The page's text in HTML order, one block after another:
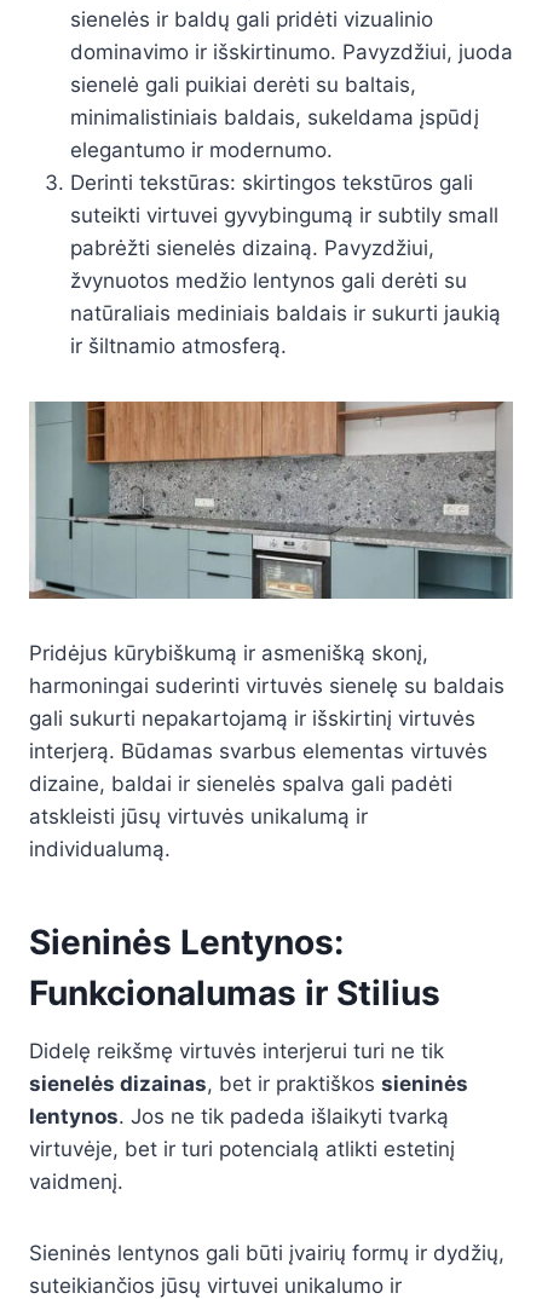
sienelės ir baldų gali pridėti vizualinio
dominavimo ir išskirtinumo. Pavyzdžiui, juoda
sienelė gali puikiai derėti su baltais,
minimalistiniais baldais, sukeldama įspūdį
elegantumo ir modernumo.
Derinti tekstūras: skirtingos tekstūros gali
suteikti virtuvei gyvybingumą ir subtily small
pabrėžti sienelės dizainą. Pavyzdžiui,
žvynuotos medžio lentynos gali derėti su
natūraliais mediniais baldais ir sukurti jaukią
ir šiltnamio atmosferą.
Pridėjus kūrybiškumą ir asmenišką skonį,
harmoningai suderinti virtuvės sienelę su baldais
gali sukurti nepakartojamą ir išskirtinį virtuvės
interjerą. Būdamas svarbus elementas virtuvės
dizaine, baldai ir sienelės spalva gali padėti
atskleisti jūsų virtuvės unikalumą ir
individualumą.
Sieninės Lentynos:
Funkcionalumas ir Stilius
Didelę reikšmę virtuvės interjerui turi ne tik
sienelės dizainas, bet ir praktiškos sieninės
lentynos. Jos ne tik padeda išlaikyti tvarką
virtuvėje, bet ir turi potencialą atlikti estetinį
vaidmenį.
Sieninės lentynos gali būti įvairių formų ir dydžių,
suteikiančios jūsų virtuvei unikalumo ir